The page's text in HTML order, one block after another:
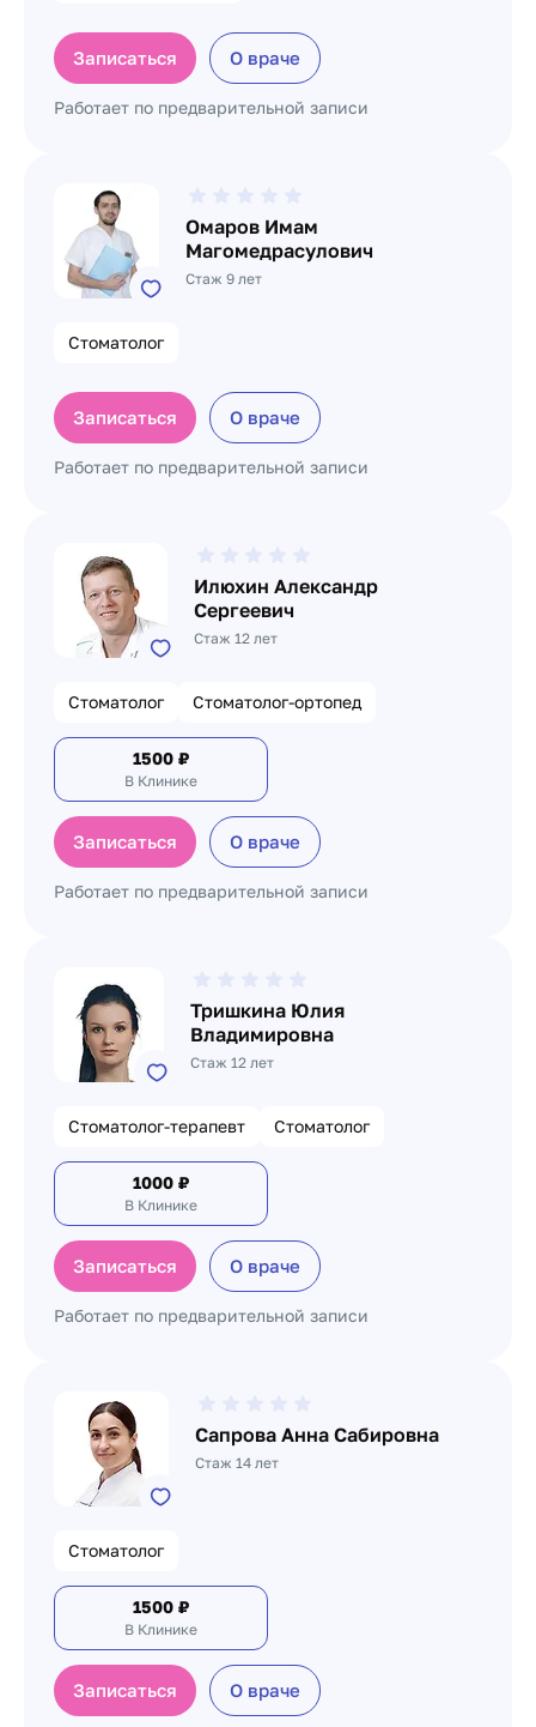
Записаться О враче
Работает по предварительной записи
Омаров Имам
Магомедрасулович
Стаж 9 лет
Стоматолог
Записаться О враче
Работает по предварительной записи
Илюхин Александр
Сергеевич
Стаж 12 лет
Стоматолог Стоматолог-ортопед
1500 ₽
В Клинике
Записаться О враче
Работает по предварительной записи
Тришкина Юлия
Владимировна
Стаж 12 лет
Стоматолог-терапевт Стоматолог
1000 ₽
В Клинике
Записаться О враче
Работает по предварительной записи
Сапрова Анна Сабировна
Стаж 14 лет
Стоматолог
1500 ₽
В Клинике
Записаться О враче